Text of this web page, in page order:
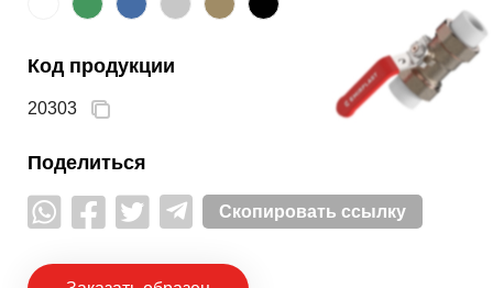
Код продукции
20303
Поделиться
Скопировать ссылку